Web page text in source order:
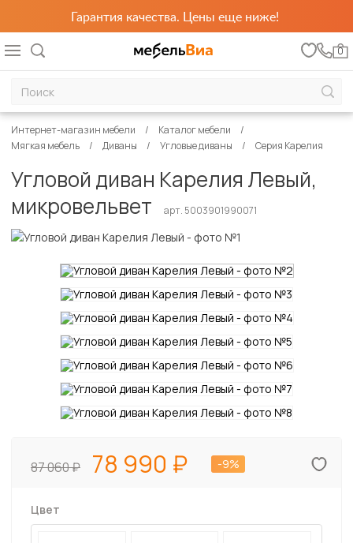
Гарантия качества. Цены еще ниже!
0
Интернет-магазин мебели
Каталог мебели
Мягкая мебель
Диваны Угловые диваны Серия Карелия
Угловой диван Карелия Левый,
микровельвет
арт. 5003901990071
87 060 78 990 -9%
Цвет